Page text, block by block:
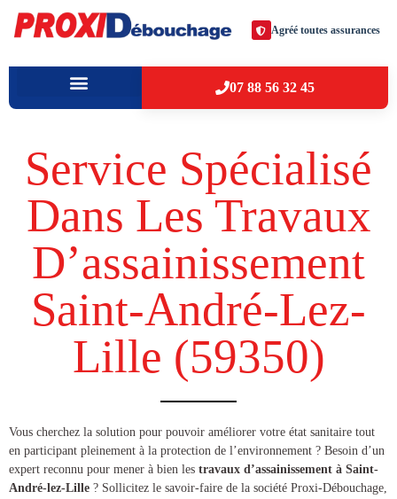
Agréé toutes assurances
07 88 56 32 45
Service Spécialisé
Dans Les Travaux
D’assainissement
Saint-André-Lez-
Lille (59350​)
​​Vous cherchez la solution pour pouvoir améliorer votre état sanitaire tout
en participant pleinement à la protection de l’environnement ? Besoin d’un
expert reconnu pour mener à bien les travaux d’assainissement à Saint-
André-lez-Lille ? Sollicitez le savoir-faire de la société Proxi-Débouchage,